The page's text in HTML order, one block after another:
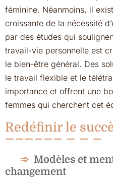
féminine. Néanmoins, il
croissante de la nécessité
par des études qui
travail-vie personnelle est
le bien-être général. Des
le travail flexible et le
importance et offrent une
femmes qui cherchent cet
Redéfinir le
Modèles et
changement